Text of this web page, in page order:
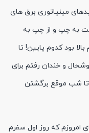
مینیاتوری برق های
به چپ و از چپ به
بود کدوم پایین! تا
و خندان رفتم برای
تا شب موقع برگشتن
امروزم که روز اول سفرم